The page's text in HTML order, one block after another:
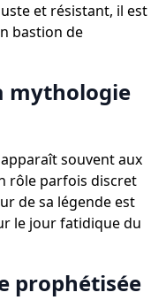
et résistant, il est
bastion de
mythologie
souvent aux
rôle parfois discret
de sa légende est
le jour fatidique du
prophétisée